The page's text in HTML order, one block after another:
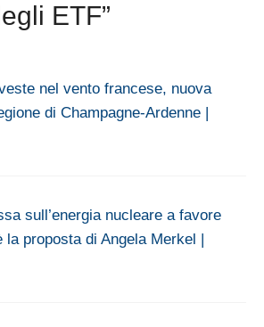
ETF”
nel vento francese, nuova
di Champagne-Ardenne |
sull’energia nucleare a favore
proposta di Angela Merkel |